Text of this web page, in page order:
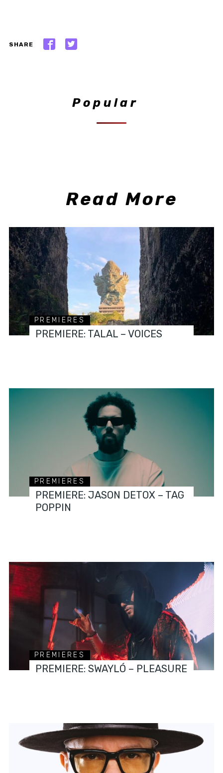
SHARE
Popular
Read More
PREMIERES
PREMIERE: TALAL – VOICES
PREMIERES
PREMIERE: JASON DETOX – TAG
POPPIN
PREMIERES
PREMIERE: SWAYLÓ – PLEASURE